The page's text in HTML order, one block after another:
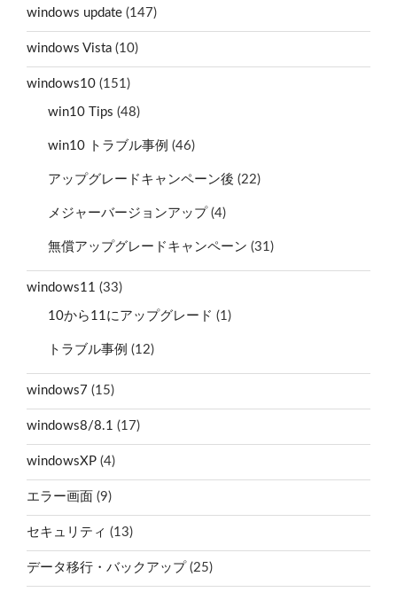
windows update (147)
windows Vista (10)
windows10 (151)
win10 Tips (48)
win10 トラブル事例 (46)
アップグレードキャンペーン後 (22)
メジャーバージョンアップ(4)
無償アップグレードキャンペーン (31)
windows11 (33)
10から11にアップグレード (1)
トラブル事例 (12)
windows7 (15)
windows8/8.1 (17)
windowsXP (4)
エラー画面 (9)
セキュリティ (13)
データ移行・バックアップ (25)